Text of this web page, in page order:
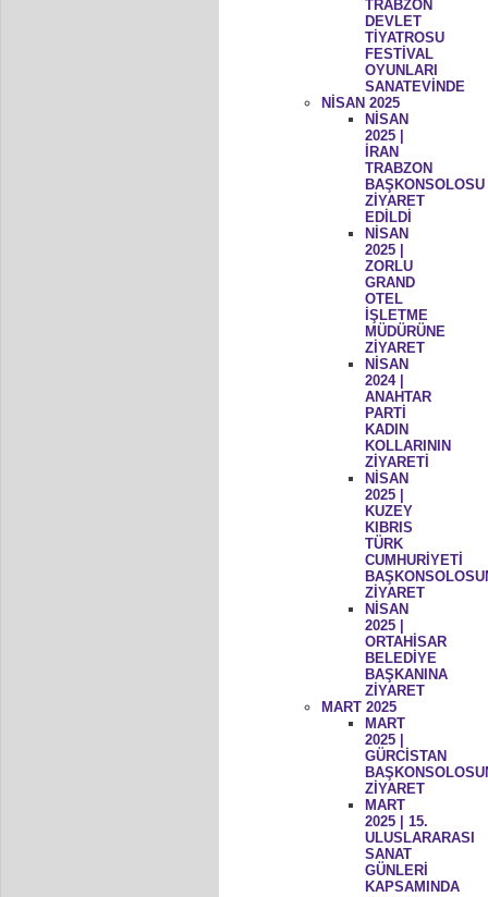
TRABZON
DEVLET
TİYATROSU
FESTİVAL
OYUNLARI
SANATEVİNDE
NİSAN 2025
NİSAN
2025 |
İRAN
TRABZON
BAŞKONSOLOSU
ZİYARET
EDİLDİ
NİSAN
2025 |
ZORLU
GRAND
OTEL
İŞLETME
MÜDÜRÜNE
ZİYARET
NİSAN
2024 |
ANAHTAR
PARTİ
KADIN
KOLLARININ
ZİYARETİ
NİSAN
2025 |
KUZEY
KIBRIS
TÜRK
CUMHURİYETİ
ZİYARET
NİSAN
2025 |
ORTAHİSAR
BELEDİYE
BAŞKANINA
ZİYARET
MART 2025
MART
2025 |
GÜRCİSTAN
ZİYARET
MART
2025 | 15.
ULUSLARARASI
SANAT
GÜNLERİ
KAPSAMINDA